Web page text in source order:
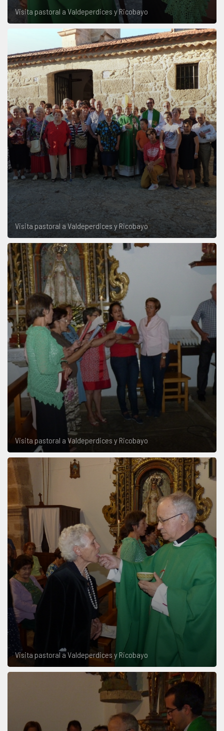
Visita pastoral a Valdeperdices y Ricobayo
Visita pastoral a Valdeperdices y Ricobayo
Visita pastoral a Valdeperdices y Ricobayo
Visita pastoral a Valdeperdices y Ricobayo